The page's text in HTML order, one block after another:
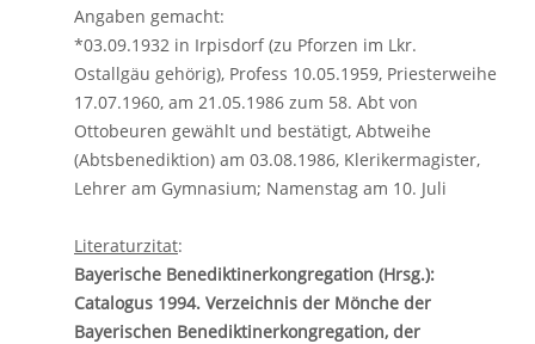
Angaben gemacht:
*03.09.1932 in Irpisdorf (zu Pforzen im Lkr.
Ostallgäu gehörig), Profess 10.05.1959, Priesterweihe
17.07.1960, am 21.05.1986 zum 58. Abt von
Ottobeuren gewählt und bestätigt, Abtweihe
(Abtsbenediktion) am 03.08.1986, Klerikermagister,
Lehrer am Gymnasium; Namenstag am 10. Juli
Literaturzitat:
Bayerische Benediktinerkongregation (Hrsg.):
Catalogus 1994. Verzeichnis der Mönche der
Bayerischen Benediktinerkongregation, der